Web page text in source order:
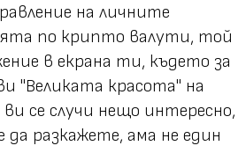
на личните
по крипто валути, той
в екрана ти, където за
"Великата красота" на
се случи нещо интересно,
разкажете, ама не един